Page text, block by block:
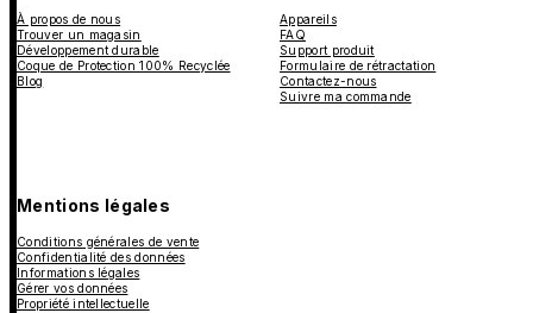
À propos de nous
Trouver un magasin
Développement durable
Coque de Protection 100% Recyclée
Blog
Appareils
FAQ
Support produit
Formulaire de rétractation
Contactez-nous
Suivre ma commande
Mentions légales
Conditions générales de vente
Confidentialité des données
Informations légales
Gérer vos données
Propriété intellectuelle